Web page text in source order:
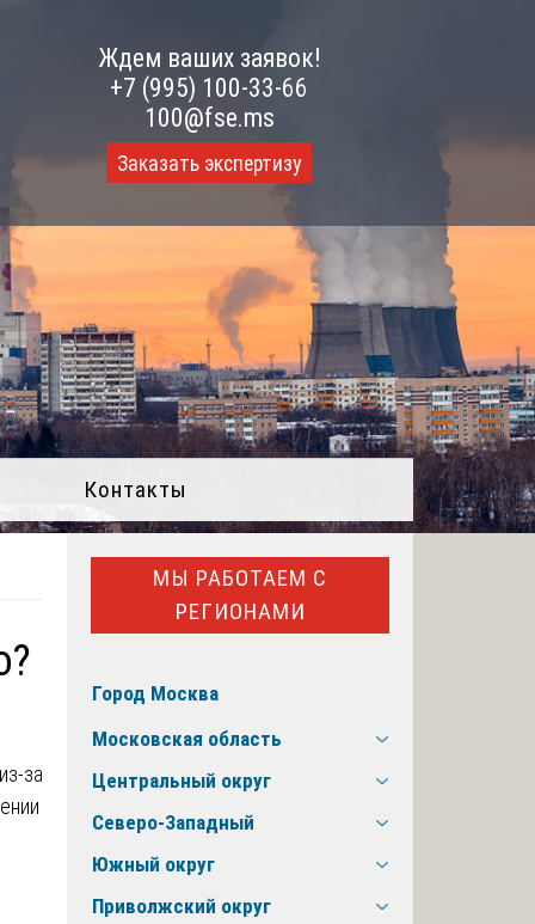
Ждем ваших заявок!
+7 (995) 100-33-66
100@fse.ms
Заказать экспертизу
Контакты
за
МЫ РАБОТАЕМ С
РЕГИОНАМИ
Город Москва
Московская область
Центральный округ
Северо-Западный
Южный округ
Приволжский округ